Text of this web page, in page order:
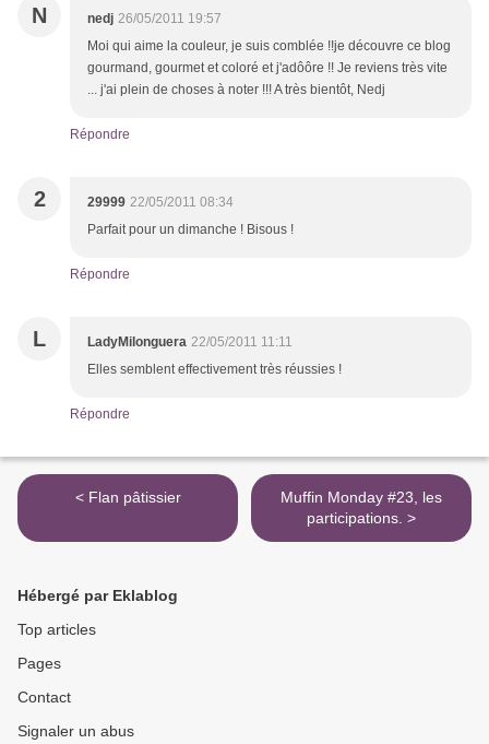
N nedj 26/05/2011 19:57
Moi qui aime la couleur, je suis comblée !!je découvre ce blog
gourmand, gourmet et coloré et j'adôôre !! Je reviens très vite
... j'ai plein de choses à noter !!! A très bientôt, Nedj
Répondre
2 29999 22/05/2011 08:34
Parfait pour un dimanche ! Bisous !
Répondre
L LadyMilonguera 22/05/2011 11:11
Elles semblent effectivement très réussies !
Répondre
< Flan pâtissier
Muffin Monday #23, les
participations. >
Hébergé par Eklablog
Top articles
Pages
Contact
Signaler un abus